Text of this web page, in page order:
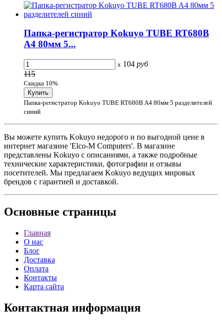
Папка-регистратор Kokuyo TUBE RT680B
A4 80мм 5...
x 104 руб
115
Скидка 10%
Папка-регистратор Kokuyo TUBE RT680B A4 80мм 5 разделителей
синий
Вы можете купить Kokuyo недорого и по выгодной цене в
интернет магазине 'Elco-M Computers'. В магазине
представлены Kokuyo с описаниями, а также подробные
технические характеристики, фотографии и отзывы
посетителей. Мы предлагаем Kokuyo ведущих мировых
брендов с гарантией и доставкой.
Основные страницы
Главная
О нас
Блог
Доставка
Оплата
Контакты
Карта сайта
Контактная информация